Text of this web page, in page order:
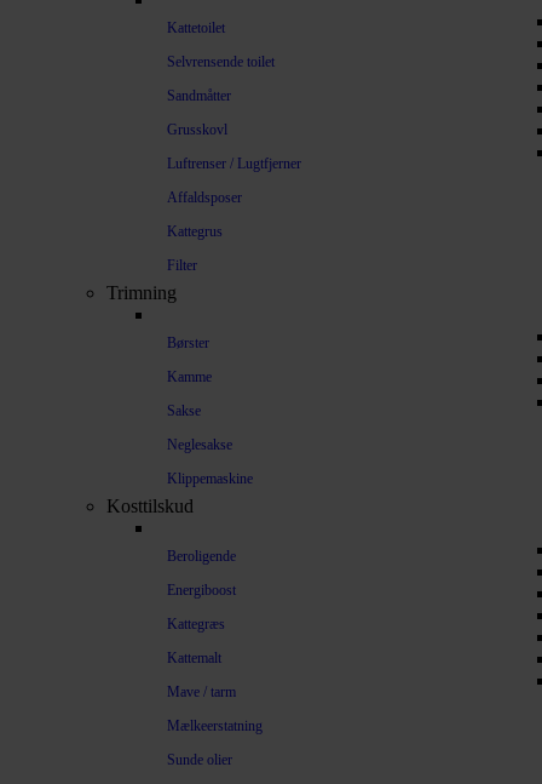
Kattetoilet
Selvrensende toilet
Sandmåtter
Grusskovl
Luftrenser / Lugtfjerner
Affaldsposer
Kattegrus
Filter
Trimning
Børster
Kamme
Sakse
Neglesakse
Klippemaskine
Kosttilskud
Beroligende
Energiboost
Kattegræs
Kattemalt
Mave / tarm
Mælkeerstatning
Sunde olier